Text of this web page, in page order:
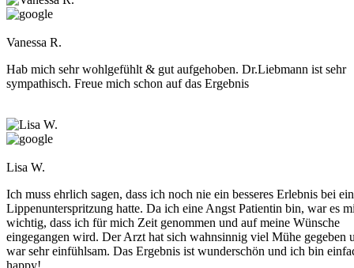
Vanessa R.
Hab mich sehr wohlgefühlt & gut aufgehoben. Dr.Liebmann ist sehr
sympathisch. Freue mich schon auf das Ergebnis
Lisa W.
Ich muss ehrlich sagen, dass ich noch nie ein besseres Erlebnis bei
Lippenunterspritzung hatte. Da ich eine Angst Patientin bin, war es
wichtig, dass ich für mich Zeit genommen und auf meine Wünsche
eingegangen wird. Der Arzt hat sich wahnsinnig viel Mühe gegeben
war sehr einfühlsam. Das Ergebnis ist wunderschön und ich bin
happy!